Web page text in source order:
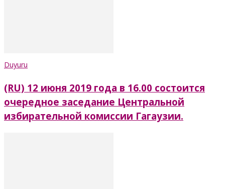
Duyuru
(RU) 12 июня 2019 года в 16.00 состоится
очередное заседание Центральной
избирательной комиссии Гагаузии.